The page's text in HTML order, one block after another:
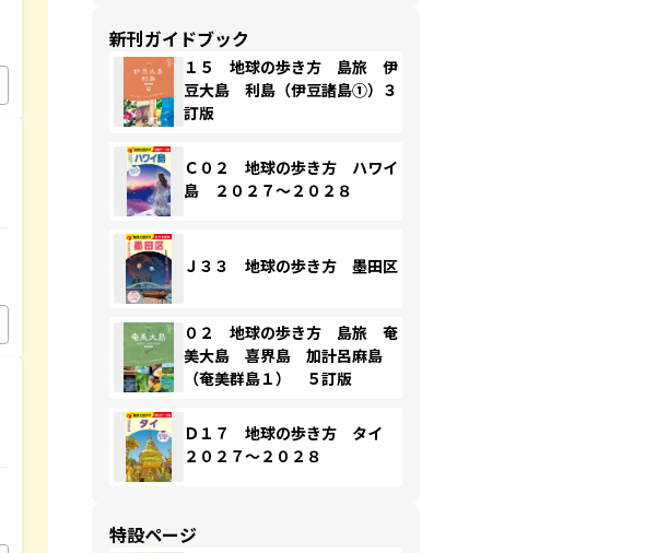
新刊ガイドブック
１５ 地球の歩き方 島旅 伊
豆大島 利島（伊豆諸島①）３
訂版
Ｃ０２ 地球の歩き方 ハワイ
島 ２０２７～２０２８
Ｊ３３ 地球の歩き方 墨田区
０２ 地球の歩き方 島旅 奄
美大島 喜界島 加計呂麻島
（奄美群島１） ５訂版
Ｄ１７ 地球の歩き方 タイ
２０２７～２０２８
特設ページ